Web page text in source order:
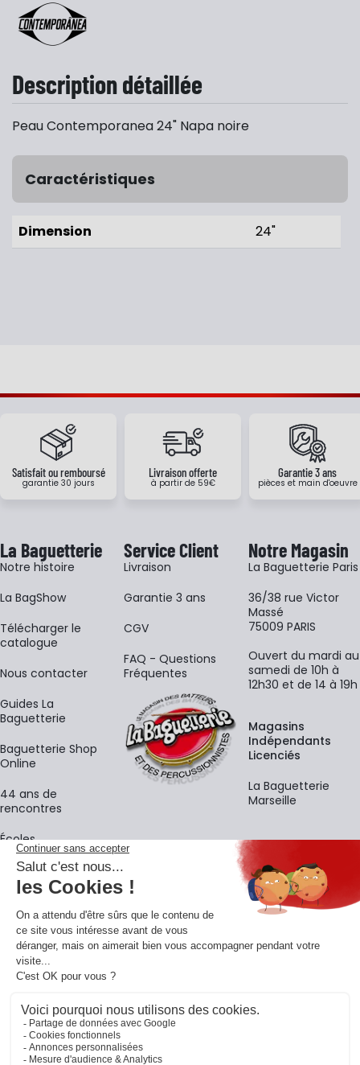
Description détaillée
Peau Contemporanea 24" Napa noire
Caractéristiques
Dimension 24"
Satisfait ou remboursé
garantie 30 jours
Livraison offerte
à partir de 59€
Garantie 3 ans
pièces et main d'oeuvre
La Baguetterie
Notre histoire
La BagShow
​Télécharger le
catalogue
Nous contacter
Guides La
Baguetterie
Baguetterie Shop
Online
44 ans de
rencontres
Écoles
Service Client
Livraison
Garantie 3 ans
CGV
FAQ - Questions
Fréquentes
Notre Magasin
La Baguetterie Paris
36/38 rue Victor
Massé
75009 PARIS
Ouvert du mardi au
samedi de 10h à
12h30 et de 14 à 19h
Magasins
Indépendants
Licenciés
La Baguetterie
Marseille
La newsletter
Adresse e-mail
En vous inscrivant à notre newsletter, vous acceptez notre
confidentialité.
Retrouvons-nous sur